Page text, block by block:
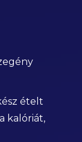
ételt
kalóriát,